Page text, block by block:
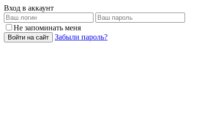
Вход в аккаунт
Не запоминать меня
Войти на сайт Забыли пароль?